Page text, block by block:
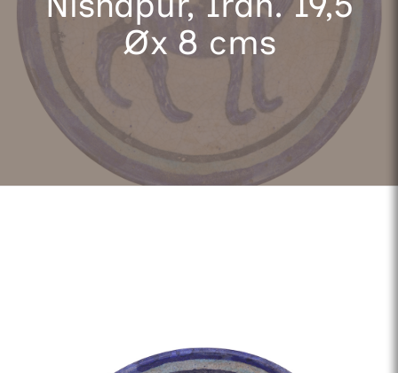
Øx 8 cms